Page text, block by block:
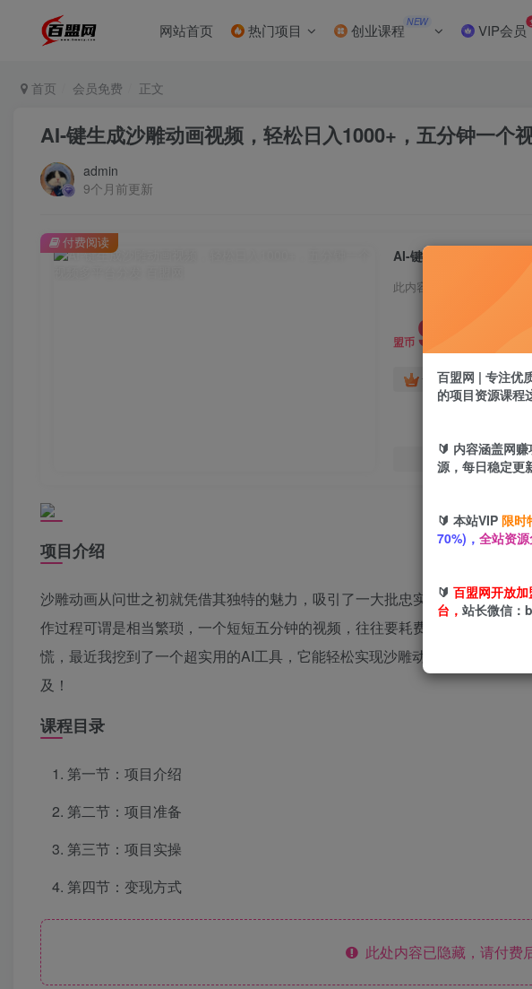
网站首页 热门项目 创业课程 NEW VIP会员
首页 会员免费 正文
AI-键生成沙雕动画视频，轻松日入1000+，五分钟一个
admin
9个月前更新
AI-键生成沙雕动画视频
此内容为付费阅读，请付费
盟币 9.9
黄金会员免费
付费阅读
项目介绍
沙雕动画从问世之初就凭借其独特的魅力，吸引了一大批忠实粉丝，播放量
作过程可谓是相当繁琐，一个短短五分钟的视频，往往要耗费至少一天的时
慌，最近我挖到了一个超实用的AI工具，它能轻松实现沙雕动画视频的一键
及！
课程目录
第一节：项目介绍
第二节：项目准备
第三节：项目实操
第四节：变现方式
此处内容已隐藏，请付费
百盟网 | 专注优
的项目资源课程
🔰 内容涵盖网
源，每日稳定更
🔰 本站VIP 限时
70%)， 全站资源
🔰 百盟网开放
台， 站长微信